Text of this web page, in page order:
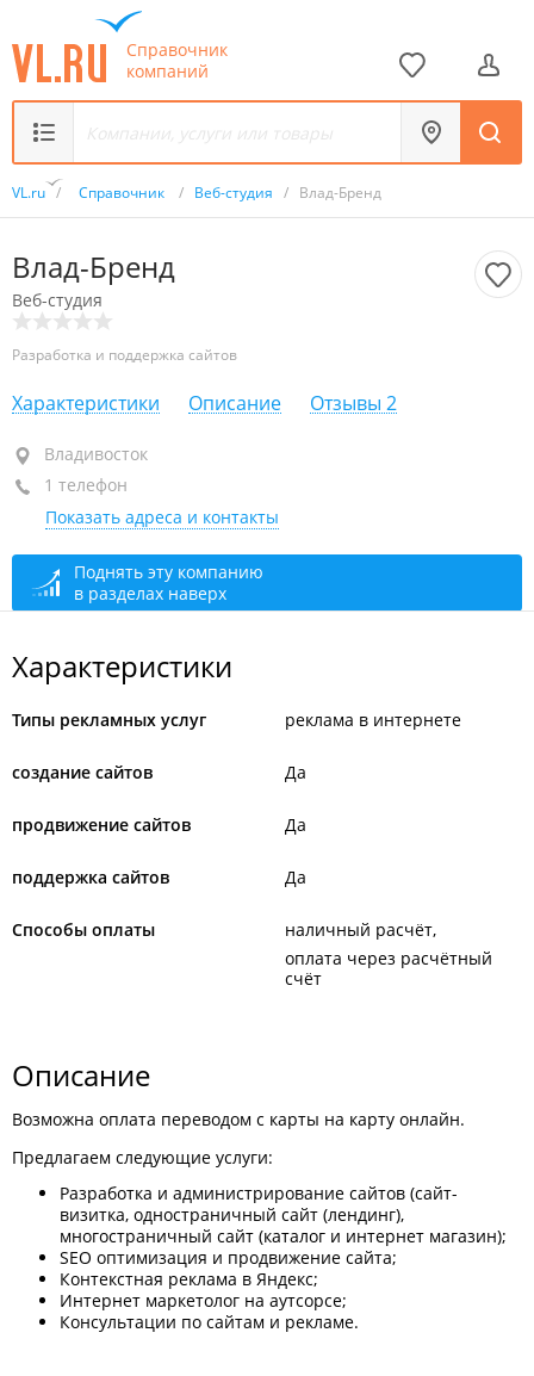
Справочник
компаний
VL.ru / Справочник / Веб-студия / Влад-Бренд
Влад-Бренд
Веб-студия
Разработка и поддержка сайтов
Характеристики Описание Отзывы 2
Владивосток
+7 950 281-01-53
сегодня закрыто
Владивосток
1 телефон
Показать адреса и контакты
Поднять эту компанию
в разделах наверх
Характеристики
Типы рекламных услуг реклама в интернете
создание сайтов Да
продвижение сайтов Да
поддержка сайтов Да
Способы оплаты
наличный расчёт
оплата через расчётный
счёт
Описание
Возможна оплата переводом с карты на карту онлайн.
Предлагаем следующие услуги:
Разработка и администрирование сайтов (сайт-
визитка, одностраничный сайт (лендинг),
многостраничный сайт (каталог и интернет магазин);
SEO оптимизация и продвижение сайта;
Контекстная реклама в Яндекс;
Интернет маркетолог на аутсорсе;
Консультации по сайтам и рекламе.